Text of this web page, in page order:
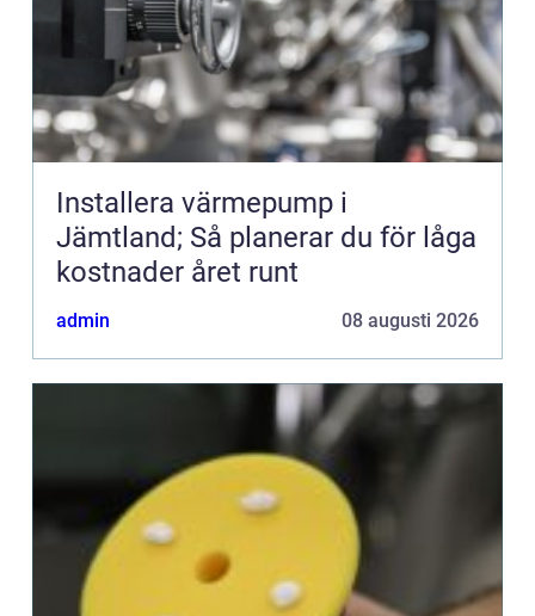
Installera värmepump i
Jämtland; Så planerar du för låga
kostnader året runt
admin 08 augusti 2026